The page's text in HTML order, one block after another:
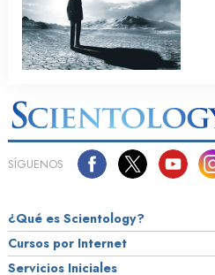
SÍGUENOS
¿Qué es Scientology?
Cursos por Internet
Servicios Iniciales